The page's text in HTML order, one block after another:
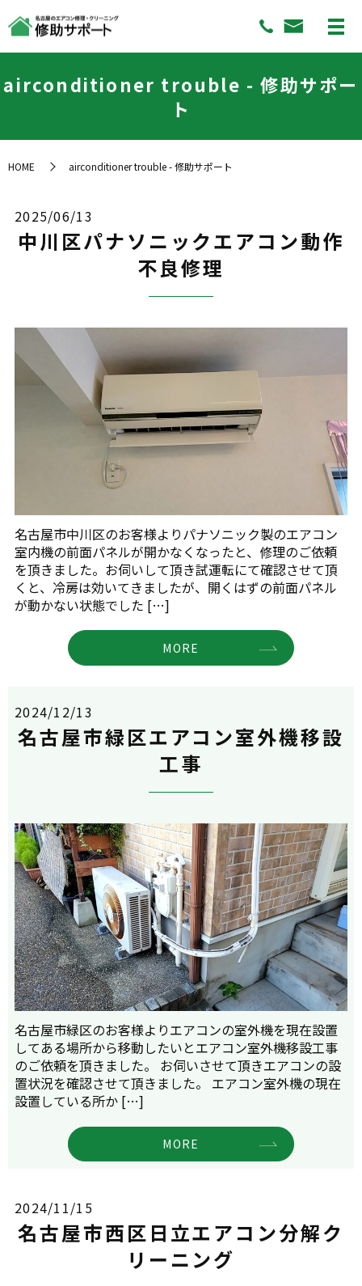
airconditioner trouble - 修助サポー
ト
HOME airconditioner trouble - 修助サポート
2025/06/13
中川区パナソニックエアコン動作
不良修理
名古屋市中川区のお客様よりパナソニック製のエアコン
室内機の前面パネルが開かなくなったと、修理のご依頼
を頂きました。お伺いして頂き試運転にて確認させて頂
くと、冷房は効いてきましたが、開くはずの前面パネル
が動かない状態でした […]
MORE
2024/12/13
名古屋市緑区エアコン室外機移設
工事
名古屋市緑区のお客様よりエアコンの室外機を現在設置
してある場所から移動したいとエアコン室外機移設工事
のご依頼を頂きました。 お伺いさせて頂きエアコンの設
置状況を確認させて頂きました。 エアコン室外機の現在
設置している所か […]
MORE
2024/11/15
名古屋市西区日立エアコン分解ク
リーニング